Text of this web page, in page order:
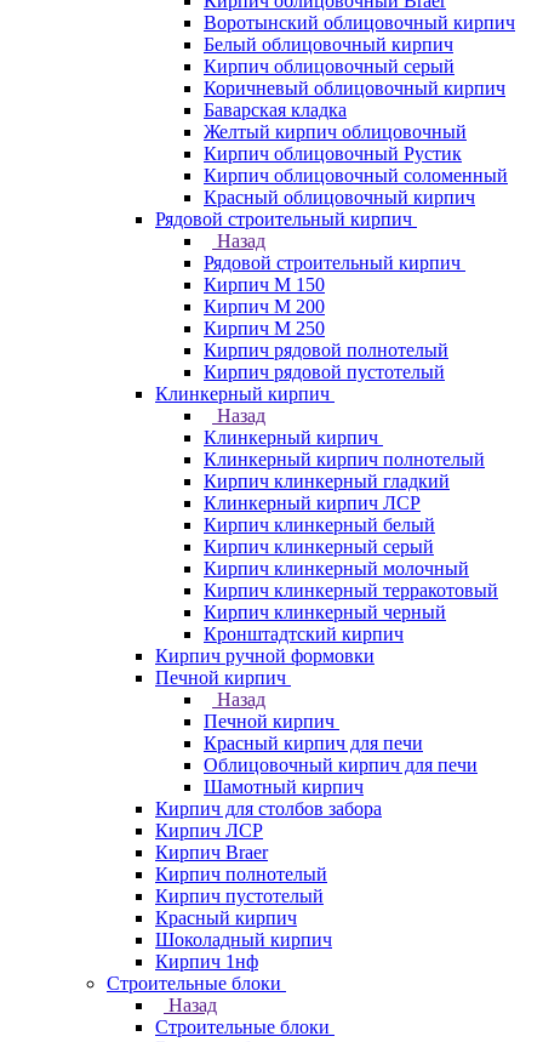
Воротынский облицовочный кирпич
Белый облицовочный кирпич
Кирпич облицовочный серый
Коричневый облицовочный кирпич
Баварская кладка
Желтый кирпич облицовочный
Кирпич облицовочный Рустик
Кирпич облицовочный соломенный
Красный облицовочный кирпич
Рядовой строительный кирпич
Назад
Рядовой строительный кирпич
Кирпич М 150
Кирпич М 200
Кирпич М 250
Кирпич рядовой полнотелый
Кирпич рядовой пустотелый
Клинкерный кирпич
Назад
Клинкерный кирпич
Клинкерный кирпич полнотелый
Кирпич клинкерный гладкий
Клинкерный кирпич ЛСР
Кирпич клинкерный белый
Кирпич клинкерный серый
Кирпич клинкерный молочный
Кирпич клинкерный терракотовый
Кирпич клинкерный черный
Кронштадтский кирпич
Кирпич ручной формовки
Печной кирпич
Назад
Печной кирпич
Красный кирпич для печи
Облицовочный кирпич для печи
Шамотный кирпич
Кирпич для столбов забора
Кирпич ЛСР
Кирпич Braer
Кирпич полнотелый
Кирпич пустотелый
Красный кирпич
Шоколадный кирпич
Кирпич 1нф
Строительные блоки
Назад
Строительные блоки